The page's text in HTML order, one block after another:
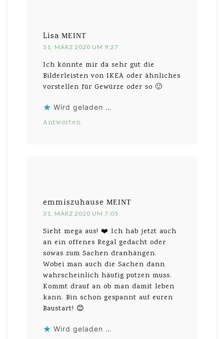
Lisa MEINT
31. MÄRZ 2020 UM 9:27
Ich könnte mir da sehr gut die
Bilderleisten von IKEA oder ähnliches
vorstellen für Gewürze oder so 🙂
Wird geladen …
Antworten
emmiszuhause MEINT
31. MÄRZ 2020 UM 7:05
Sieht mega aus! ❤️ Ich hab jetzt auch
an ein offenes Regal gedacht oder
sowas zum Sachen dranhängen.
Wobei man auch die Sachen dann
wahrscheinlich häufig putzen muss.
Kommt drauf an ob man damit leben
kann. Bin schon gespannt auf euren
Baustart! 😊
Wird geladen …